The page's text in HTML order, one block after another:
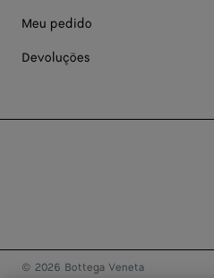
Meu pedido
Devoluções
© 2026 Bottega Veneta